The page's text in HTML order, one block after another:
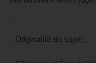
:
– Originalité du sujet ;